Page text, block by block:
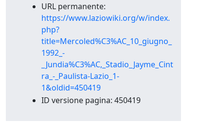
URL permanente:
https://www.laziowiki.org/w/index.
php?
title=Mercoled%C3%AC_10_giugno_
1992_-
_Jundia%C3%AC,_Stadio_Jayme_Cint
ra_-_Paulista-Lazio_1-
1&oldid=450419
ID versione pagina: 450419